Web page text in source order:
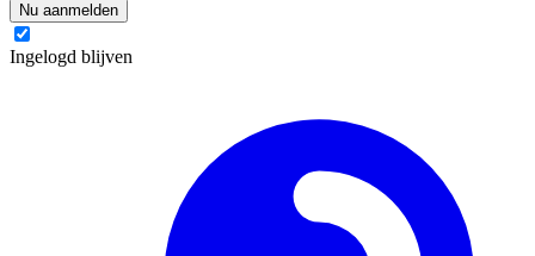
Nu aanmelden
Ingelogd blijven